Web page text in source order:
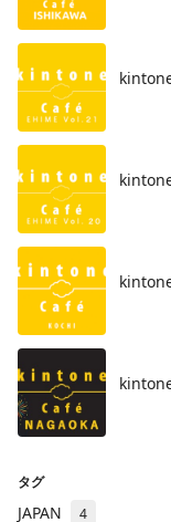
タグ
JAPAN 4